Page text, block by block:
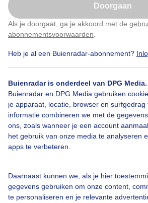
Doorgaan
Als je doorgaat, ga je akkoord met de
abonnementsvoorwaarden
Heb je al een Buienradar-abonnement?
Buienradar is onderdeel van DPG Media.
Buienradar en DPG Media gebruiken
je apparaat, locatie, browser en
informatie combineren we met de
ons, zoals wanneer je een account
het gebruik van onze media te analyseren
apps te verbeteren.
Daarnaast kunnen we, als je hier
gegevens gebruiken om onze content,
te personaliseren en je relevante
Door: Yvonne Raphael Gemaakt: 21-04-
Duinen Duinmeer Zon
Bekijk slideshow
Klik hierom dit aan te